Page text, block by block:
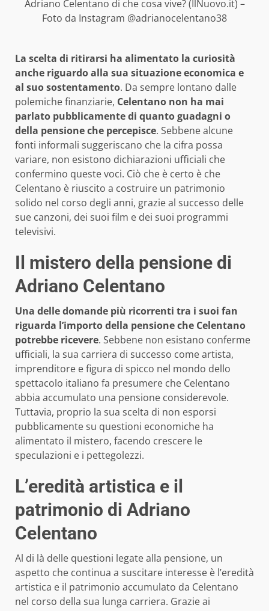
Adriano Celentano di che cosa vive? (IlNuovo.it) –
Foto da Instagram @adrianocelentano38
La scelta di ritirarsi ha alimentato la curiosità
anche riguardo alla sua situazione economica e
al suo sostentamento. Da sempre lontano dalle
polemiche finanziarie, Celentano non ha mai
parlato pubblicamente di quanto guadagni o
della pensione che percepisce. Sebbene alcune
fonti informali suggeriscano che la cifra possa
variare, non esistono dichiarazioni ufficiali che
confermino queste voci. Ciò che è certo è che
Celentano è riuscito a costruire un patrimonio
solido nel corso degli anni, grazie al successo delle
sue canzoni, dei suoi film e dei suoi programmi
televisivi.
Il mistero della pensione di
Adriano Celentano
Una delle domande più ricorrenti tra i suoi fan
riguarda l’importo della pensione che Celentano
potrebbe ricevere. Sebbene non esistano conferme
ufficiali, la sua carriera di successo come artista,
imprenditore e figura di spicco nel mondo dello
spettacolo italiano fa presumere che Celentano
abbia accumulato una pensione considerevole.
Tuttavia, proprio la sua scelta di non esporsi
pubblicamente su questioni economiche ha
alimentato il mistero, facendo crescere le
speculazioni e i pettegolezzi.
L’eredità artistica e il
patrimonio di Adriano
Celentano
Al di là delle questioni legate alla pensione, un
aspetto che continua a suscitare interesse è l’eredità
artistica e il patrimonio accumulato da Celentano
nel corso della sua lunga carriera. Grazie ai